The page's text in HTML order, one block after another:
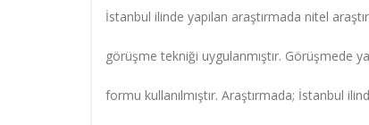
İstanbul ilinde yapılan araştırmada nitel
görüşme tekniği uygulanmıştır. Görüşmede
formu kullanılmıştır. Araştırmada; İstanbul